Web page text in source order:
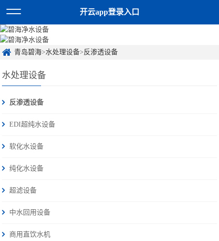
开云app登录入口
青岛碧海>水处理设备>反渗透设备
水处理设备
反渗透设备
EDI超纯水设备
软化水设备
纯化水设备
超滤设备
中水回用设备
商用直饮水机